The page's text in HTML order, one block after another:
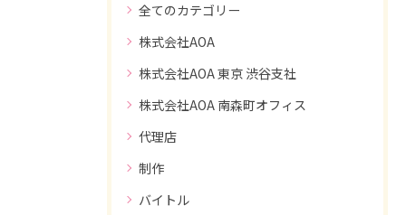
全てのカテゴリー
株式会社AOA
株式会社AOA 東京 渋谷支社
株式会社AOA 南森町オフィス
代理店
制作
バイトル